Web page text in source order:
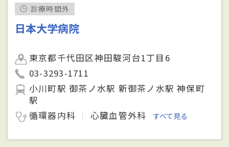
診療時間外
日本大学病院
東京都千代田区神田駿河台1丁目6
03-3293-1711
小川町駅 御茶ノ水駅 新御茶ノ水駅 神保町
駅
循環器内科
心臓血管外科 すべて見る